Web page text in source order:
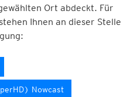
Ort abdeckt. Für
Ihnen an dieser Stelle
Nowcast